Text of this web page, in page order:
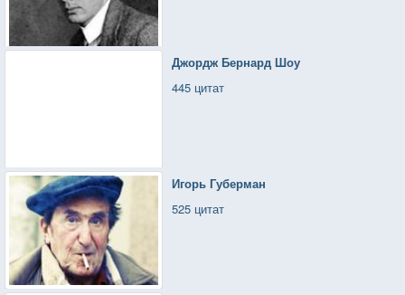
Джордж Бернард Шоу
445 цитат
Игорь Губерман
525 цитат